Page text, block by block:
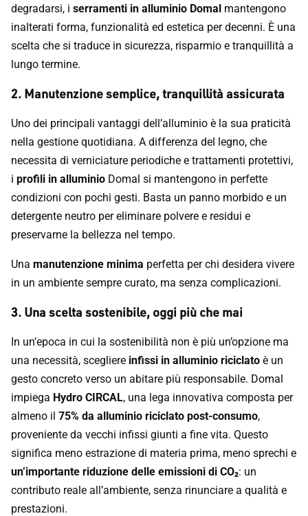
degradarsi, i serramenti in alluminio Domal mantengono
inalterati forma, funzionalità ed estetica per decenni. È una
scelta che si traduce in sicurezza, risparmio e tranquillità a
lungo termine.
2. Manutenzione semplice, tranquillità assicurata
Uno dei principali vantaggi dell’alluminio è la sua praticità
nella gestione quotidiana. A differenza del legno, che
necessita di verniciature periodiche e trattamenti protettivi,
i profili in alluminio Domal si mantengono in perfette
condizioni con pochi gesti. Basta un panno morbido e un
detergente neutro per eliminare polvere e residui e
preservarne la bellezza nel tempo.
Una manutenzione minima perfetta per chi desidera vivere
in un ambiente sempre curato, ma senza complicazioni.
3. Una scelta sostenibile, oggi più che mai
In un’epoca in cui la sostenibilità non è più un’opzione ma
una necessità, scegliere infissi in alluminio riciclato è un
gesto concreto verso un abitare più responsabile. Domal
impiega Hydro CIRCAL, una lega innovativa composta per
almeno il 75% da alluminio riciclato post-consumo,
proveniente da vecchi infissi giunti a fine vita. Questo
significa meno estrazione di materia prima, meno sprechi e
un’importante riduzione delle emissioni di CO₂: un
contributo reale all’ambiente, senza rinunciare a qualità e
prestazioni.